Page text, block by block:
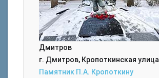
Дмитров
г. Дмитров, Кропоткинская улица
Памятник П.А. Кропоткину